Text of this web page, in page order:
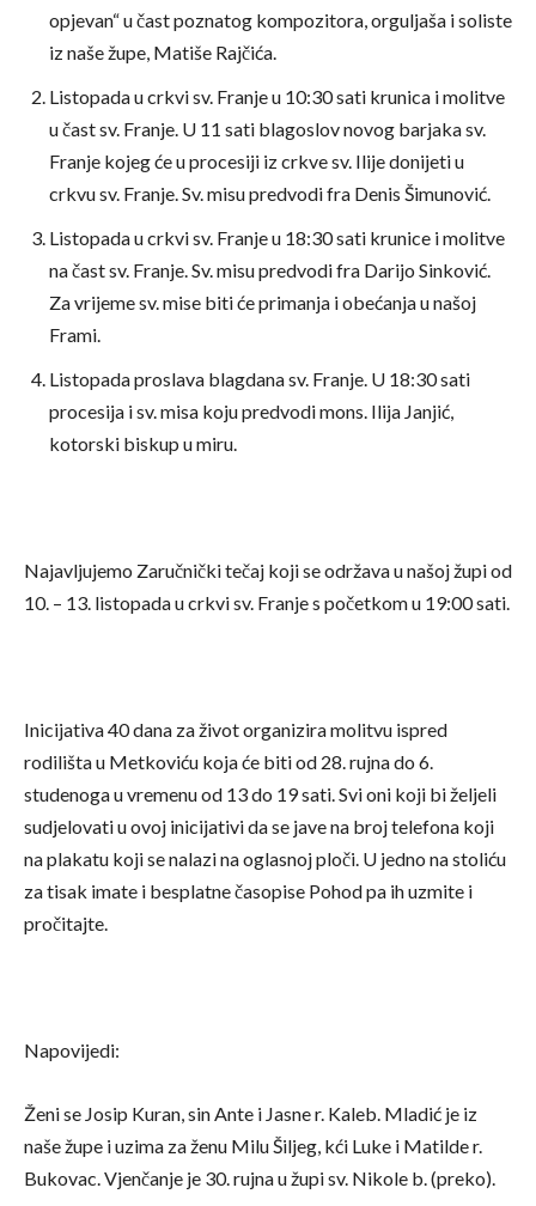
opjevan“ u čast poznatog kompozitora, orguljaša i soliste
iz naše župe, Matiše Rajčića.
Listopada u crkvi sv. Franje u 10:30 sati krunica i molitve
u čast sv. Franje. U 11 sati blagoslov novog barjaka sv.
Franje kojeg će u procesiji iz crkve sv. Ilije donijeti u
crkvu sv. Franje. Sv. misu predvodi fra Denis Šimunović.
Listopada u crkvi sv. Franje u 18:30 sati krunice i molitve
na čast sv. Franje. Sv. misu predvodi fra Darijo Sinković.
Za vrijeme sv. mise biti će primanja i obećanja u našoj
Frami.
Listopada proslava blagdana sv. Franje. U 18:30 sati
procesija i sv. misa koju predvodi mons. Ilija Janjić,
kotorski biskup u miru.
Najavljujemo Zaručnički tečaj koji se održava u našoj župi od
10. – 13. listopada u crkvi sv. Franje s početkom u 19:00 sati.
Inicijativa 40 dana za život organizira molitvu ispred
rodilišta u Metkoviću koja će biti od 28. rujna do 6.
studenoga u vremenu od 13 do 19 sati. Svi oni koji bi željeli
sudjelovati u ovoj inicijativi da se jave na broj telefona koji
na plakatu koji se nalazi na oglasnoj ploči. U jedno na stoliću
za tisak imate i besplatne časopise Pohod pa ih uzmite i
pročitajte.
Napovijedi:
Ženi se Josip Kuran, sin Ante i Jasne r. Kaleb. Mladić je iz
naše župe i uzima za ženu Milu Šiljeg, kći Luke i Matilde r.
Bukovac. Vjenčanje je 30. rujna u župi sv. Nikole b. (preko).